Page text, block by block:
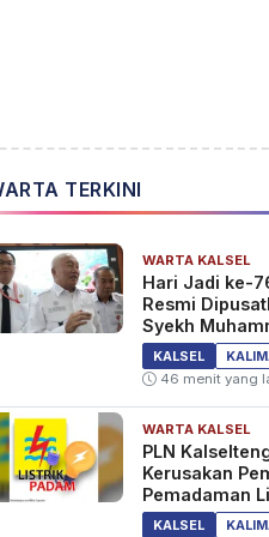
TERKINI
WARTA KALSEL
Hari Jadi ke-
Resmi
Syekh
Banjari
KALSEL
46 menit yang
WARTA KALSEL
PLN
Kerusakan
Pemadaman
Diperpanjang?
KALSEL